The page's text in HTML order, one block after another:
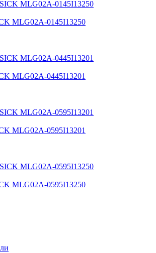
MLG02A-0145I13250
MLG02A-0445I13201
MLG02A-0595I13201
MLG02A-0595I13250